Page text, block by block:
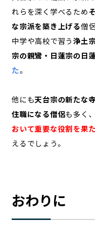
れらを深く学べるため
な宗派を築き上げる僧
中学や高校で習う浄土
宗の親鸞・日蓮宗の日
た。
他にも天台宗の新たな
住職になる僧侶も多く
おいて重要な役割を果
えるでしょう。
おわりに